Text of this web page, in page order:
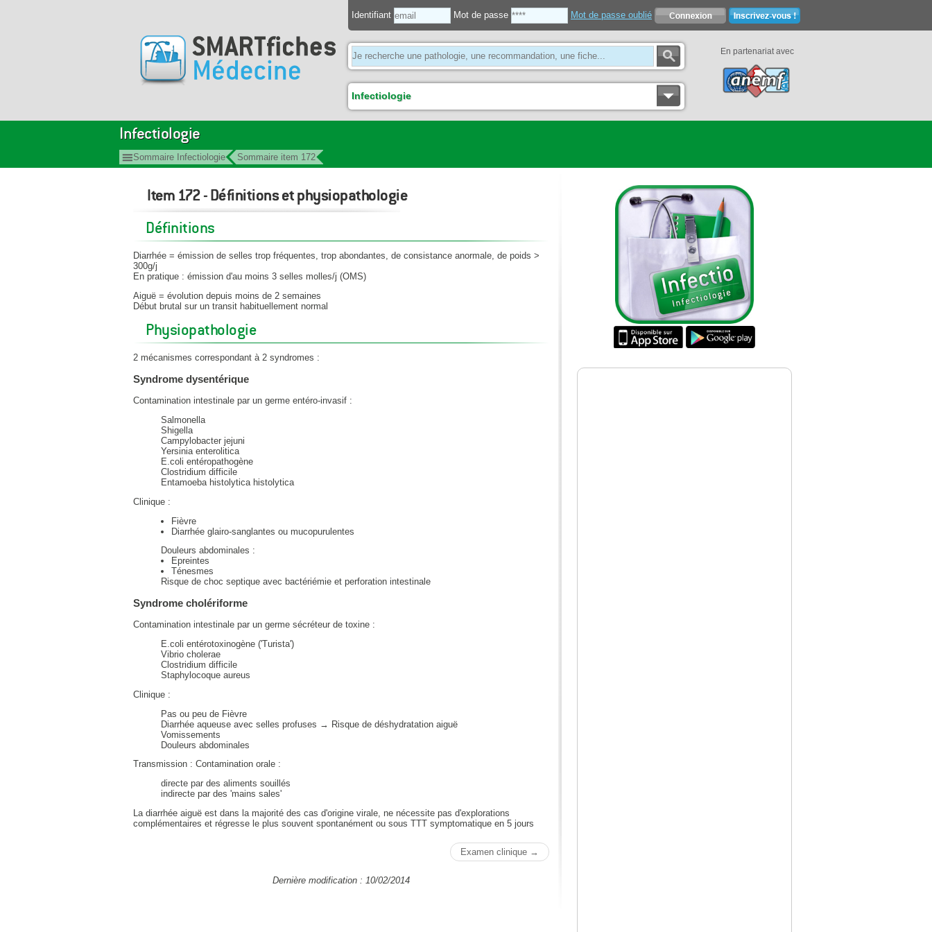
Identifiant Mot de passe Mot de passe oublié
Infectiologie
En partenariat avec
Infectiologie
Sommaire Infectiologie Sommaire item 172
Item 172 - Définitions et physiopathologie
Définitions
Diarrhée = émission de selles trop fréquentes, trop abondantes, de consistance anormale, de poids >
300g/j
En pratique : émission d'au moins 3 selles molles/j (OMS)
Aiguë = évolution depuis moins de 2 semaines
Début brutal sur un transit habituellement normal
Physiopathologie
2 mécanismes correspondant à 2 syndromes :
Syndrome dysentérique
Contamination intestinale par un germe entéro-invasif :
Salmonella
Shigella
Campylobacter jejuni
Yersinia enterolitica
E.coli entéropathogène
Clostridium difficile
Entamoeba histolytica histolytica
Clinique :
Fièvre
Diarrhée glairo-sanglantes ou mucopurulentes
Douleurs abdominales :
Epreintes
Ténesmes
Risque de choc septique avec bactériémie et perforation intestinale
Syndrome cholériforme
Contamination intestinale par un germe sécréteur de toxine :
E.coli entérotoxinogène ('Turista')
Vibrio cholerae
Clostridium difficile
Staphylocoque aureus
Clinique :
Pas ou peu de Fièvre
Diarrhée aqueuse avec selles profuses → Risque de déshydratation aiguë
Vomissements
Douleurs abdominales
Transmission : Contamination orale :
directe par des aliments souillés
indirecte par des 'mains sales'
La diarrhée aiguë est dans la majorité des cas d'origine virale, ne nécessite pas d'explorations
complémentaires et régresse le plus souvent spontanément ou sous TTT symptomatique en 5 jours
Examen clinique →
Dernière modification : 10/02/2014